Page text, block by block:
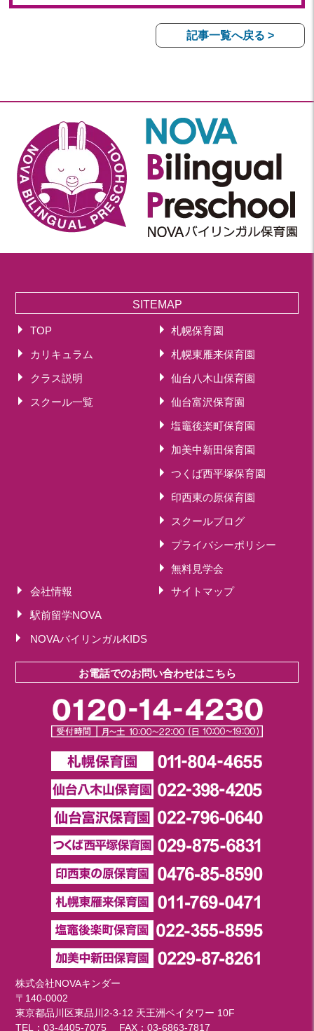
記事一覧へ戻る >
SITEMAP
TOP
カリキュラム
クラス説明
スクール一覧
札幌保育園
札幌東雁来保育園
仙台八木山保育園
仙台富沢保育園
塩竈後楽町保育園
加美中新田保育園
つくば西平塚保育園
印西東の原保育園
スクールブログ
プライバシーポリシー
無料見学会
会社情報
サイトマップ
駅前留学NOVA
NOVAバイリンガルKIDS
お電話でのお問い合わせはこちら
株式会社NOVAキンダー
〒140-0002
東京都品川区東品川2-3-12 天王洲ベイタワー 10F
TEL：03-4405-7075 FAX：03-6863-7817